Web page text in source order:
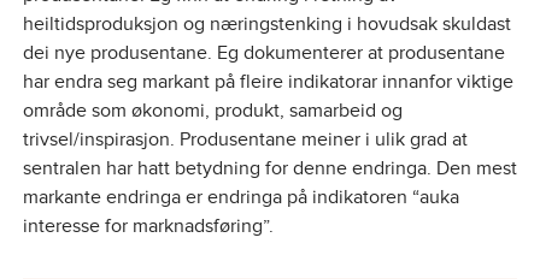
heiltidsproduksjon og næringstenking i hovudsak skuldast
dei nye produsentane. Eg dokumenterer at produsentane
har endra seg markant på fleire indikatorar innanfor viktige
område som økonomi, produkt, samarbeid og
trivsel/inspirasjon. Produsentane meiner i ulik grad at
sentralen har hatt betydning for denne endringa. Den mest
markante endringa er endringa på indikatoren “auka
interesse for marknadsføring”.